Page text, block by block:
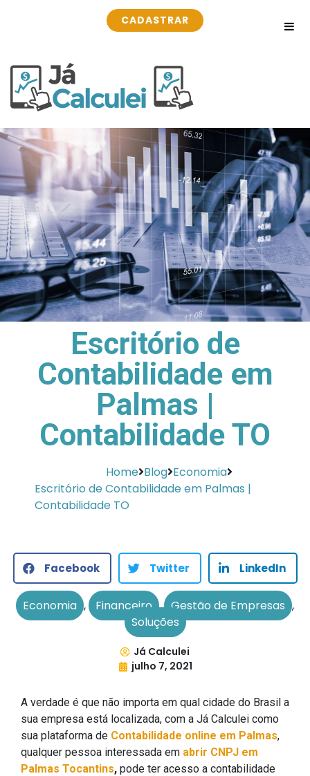
CADASTRAR
Escritório de
Contabilidade em
Palmas |
Contabilidade TO
Home Blog Economia
Escritório de Contabilidade em Palmas |
Contabilidade TO
Facebook Twitter LinkedIn
Economia , Financeiro , Gestão de Empresas ,
Soluções
Já Calculei
julho 7, 2021
A verdade é que não importa em qual cidade do Brasil a
sua empresa está localizada, com a Já Calculei como
sua plataforma de Contabilidade online em Palmas,
qualquer pessoa interessada em abrir CNPJ em
Palmas Tocantins, pode ter acesso a contabilidade